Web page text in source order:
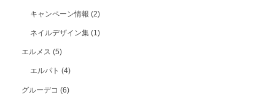
キャンペーン情報(2)
ネイルデザイン集(1)
エルメス(5)
エルパト(4)
グルーデコ(6)